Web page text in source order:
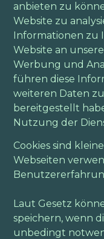
anbieten zu
Website zu
Informationen zu
Website an
Werbung und
führen diese
weiteren Daten
bereitgestellt
Nutzung der
Cookies sind
Webseiten
Laut Gesetz
speichern, wenn
unbedingt